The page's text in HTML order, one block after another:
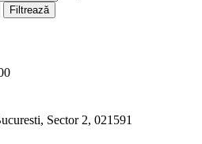
Filtrează
Sector 2, 021591